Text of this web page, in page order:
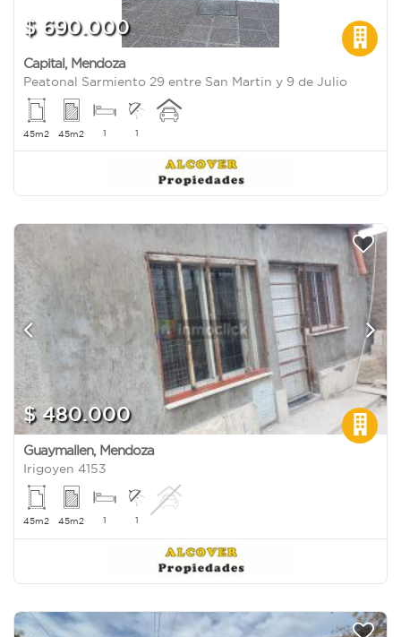
$ 690.000
Capital, Mendoza
Peatonal Sarmiento 29 entre San Martin y 9 de Julio
45m2 45m2 1 1
$ 480.000
Guaymallen, Mendoza
Irigoyen 4153
45m2 45m2 1 1